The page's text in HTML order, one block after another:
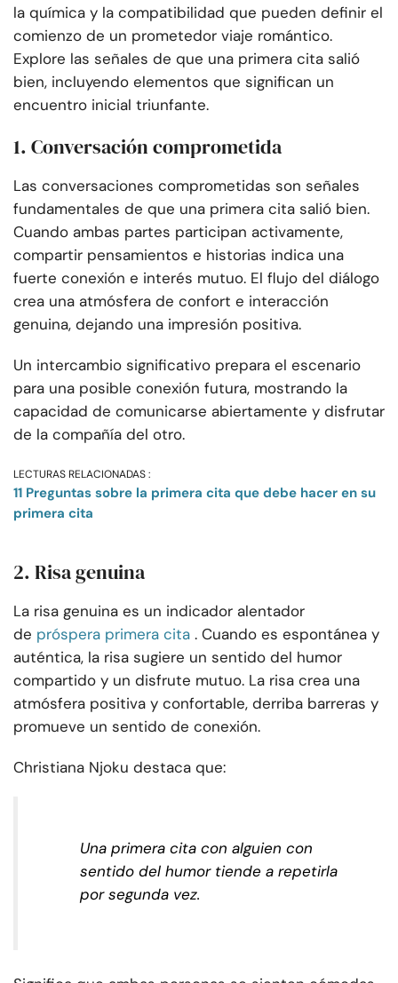
la química y la compatibilidad que pueden definir el
comienzo de un prometedor viaje romántico.
Explore las señales de que una primera cita salió
bien, incluyendo elementos que significan un
encuentro inicial triunfante.
1. Conversación comprometida
Las conversaciones comprometidas son señales
fundamentales de que una primera cita salió bien.
Cuando ambas partes participan activamente,
compartir pensamientos e historias indica una
fuerte conexión e interés mutuo. El flujo del diálogo
crea una atmósfera de confort e interacción
genuina, dejando una impresión positiva.
Un intercambio significativo prepara el escenario
para una posible conexión futura, mostrando la
capacidad de comunicarse abiertamente y disfrutar
de la compañía del otro.
LECTURAS RELACIONADAS :
11 Preguntas sobre la primera cita que debe hacer en su
primera cita
2. Risa genuina
La risa genuina es un indicador alentador
de próspera primera cita . Cuando es espontánea y
auténtica, la risa sugiere un sentido del humor
compartido y un disfrute mutuo. La risa crea una
atmósfera positiva y confortable, derriba barreras y
promueve un sentido de conexión.
Christiana Njoku destaca que:
Una primera cita con alguien con
sentido del humor tiende a repetirla
por segunda vez.